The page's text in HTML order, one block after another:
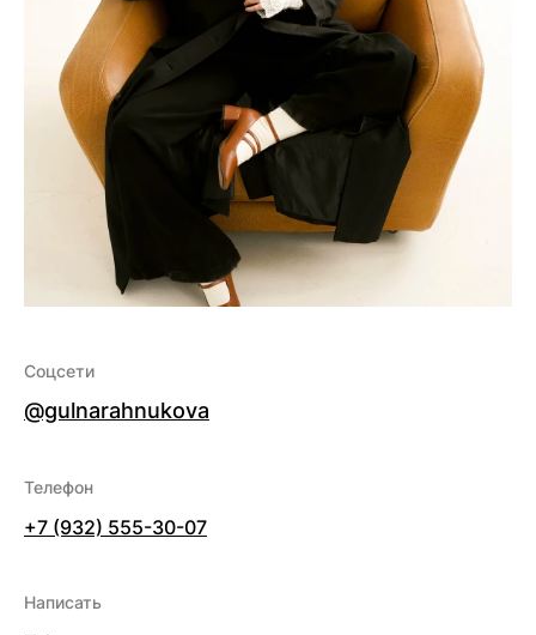
Соцсети
@gulnarahnukova
Телефон
+7 (932) 555-30-07
Написать